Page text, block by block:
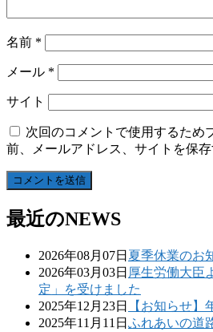
名前 *
メール *
サイト
次回のコメントで使用するため
前、メールアドレス、サイトを保存
最近のNEWS
2026年08月07日 夏季休業のお
2026年03月03日 厚生労働大臣
定」を受けました
2025年12月23日
【お知らせ】
2025年11月11日 ふれあいの道